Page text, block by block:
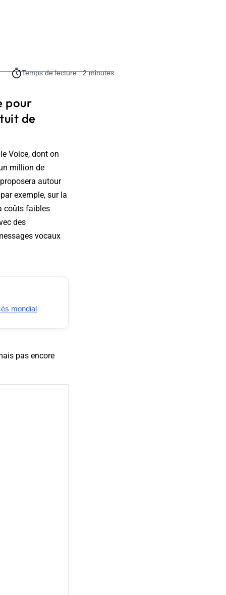
Temps de lecture : 2 minutes
pour
de
Voice, dont on
million de
autour
exemple, sur la
coûts faibles
des
vocaux
mondial
pas encore